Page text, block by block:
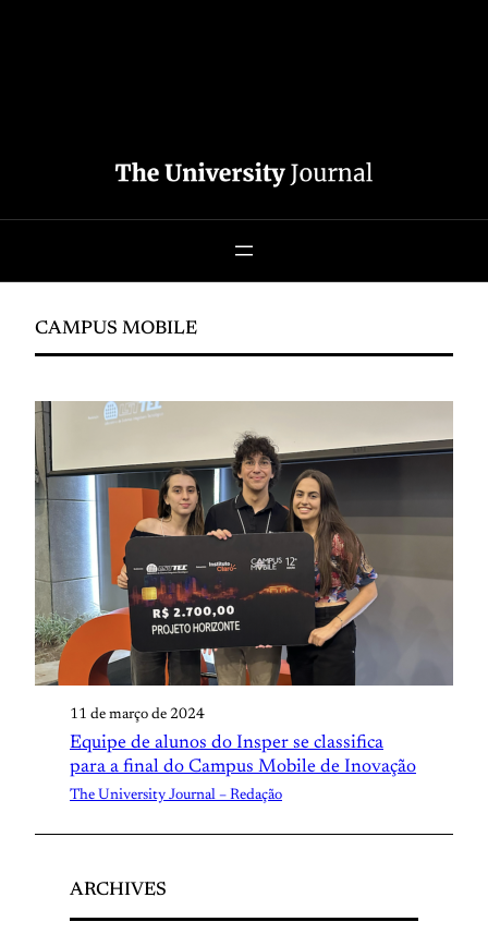
CAMPUS MOBILE
11 de março de 2024
Equipe de alunos do Insper se classifica
para a final do Campus Mobile de Inovação
The University Journal – Redação
ARCHIVES